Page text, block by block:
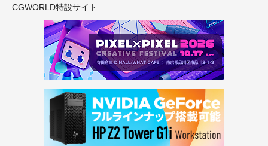
CGWORLD特設サイト